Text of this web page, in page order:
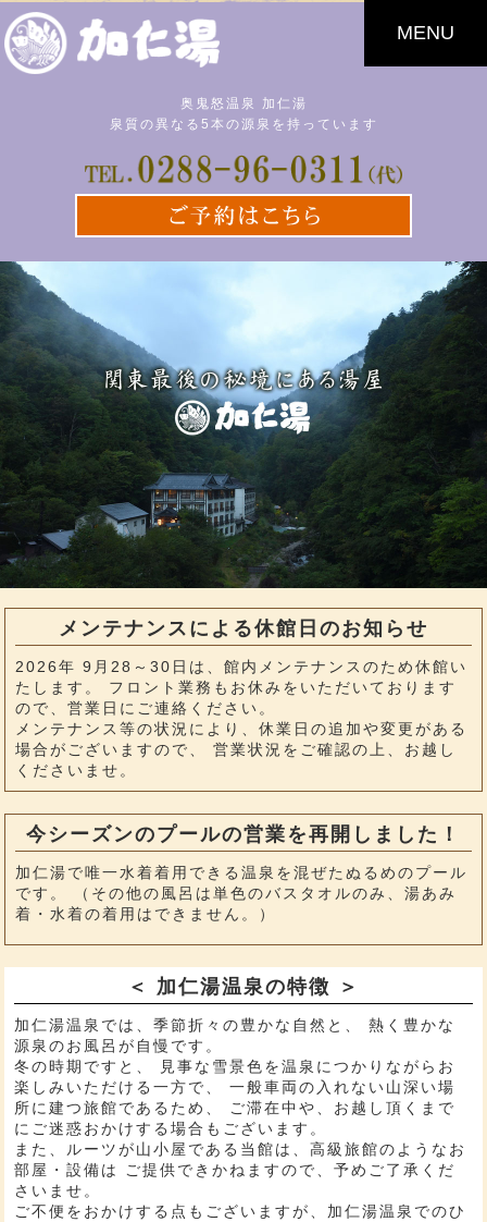
奥鬼怒温泉 加仁湯
泉質の異なる5本の源泉を持っています
メンテナンスによる休館日のお知らせ
2026年 9月28～30日は、館内メンテナンスのため休館い
たします。 フロント業務もお休みをいただいております
ので、営業日にご連絡ください。
メンテナンス等の状況により、休業日の追加や変更がある
場合がございますので、 営業状況をご確認の上、お越し
くださいませ。
今シーズンのプールの営業を再開しました！
加仁湯で唯一水着着用できる温泉を混ぜたぬるめのプール
です。 （その他の風呂は単色のバスタオルのみ、湯あみ
着・水着の着用はできません。）
＜ 加仁湯温泉の特徴 ＞
加仁湯温泉では、季節折々の豊かな自然と、 熱く豊かな
源泉のお風呂が自慢です。
冬の時期ですと、 見事な雪景色を温泉につかりながらお
楽しみいただける一方で、 一般車両の入れない山深い場
所に建つ旅館であるため、 ご滞在中や、お越し頂くまで
にご迷惑おかけする場合もございます。
また、ルーツが山小屋である当館は、高級旅館のようなお
部屋・設備は ご提供できかねますので、予めご了承くだ
さいませ。
ご不便をおかけする点もございますが、加仁湯温泉でのひ
MENU